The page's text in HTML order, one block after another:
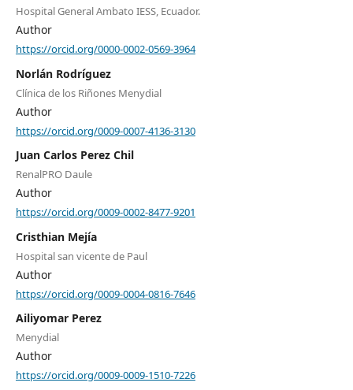
Hospital General Ambato IESS, Ecuador.
Author
https://orcid.org/0000-0002-0569-3964
Norlán Rodríguez
Clínica de los Riñones Menydial
Author
https://orcid.org/0009-0007-4136-3130
Juan Carlos Perez Chil
RenalPRO Daule
Author
https://orcid.org/0009-0002-8477-9201
Cristhian Mejía
Hospital san vicente de Paul
Author
https://orcid.org/0009-0004-0816-7646
Ailiyomar Perez
Menydial
Author
https://orcid.org/0009-0009-1510-7226